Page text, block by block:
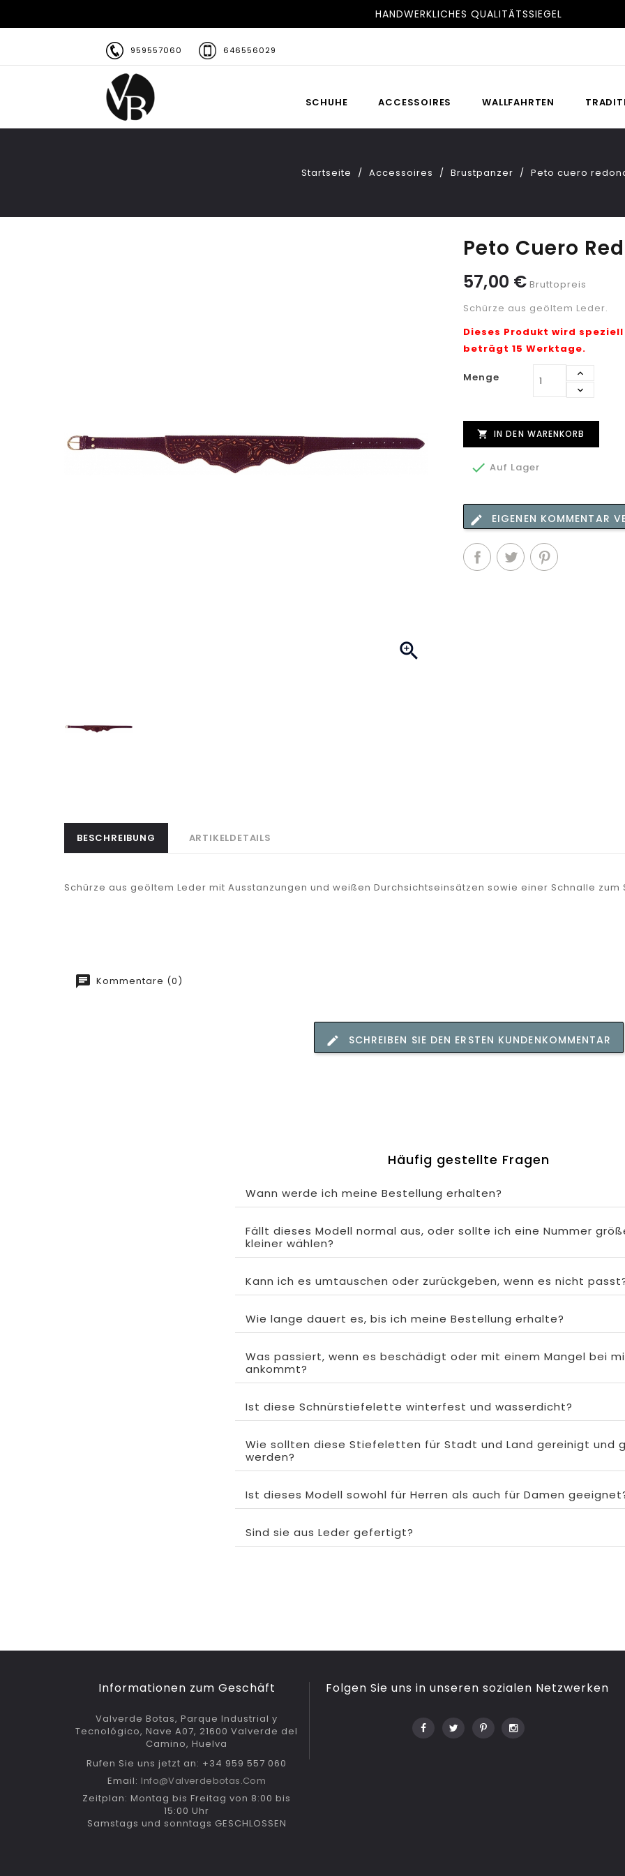
HANDWERKLICHES QUALITÄTSSIEGEL
959557060 646556029
SCHUHE
ACCESSOIRES WALLFAHRTEN
Startseite Accessoires Brustpanzer Peto cuero

Peto Cuero
57,00 € Bruttopreis
Schürze aus geöltem Leder.
Dieses Produkt wird
beträgt 15 Werktage.
Menge
 IN DEN WARENKORB
 Auf Lager
EIGENEN KOMMENTAR
BESCHREIBUNG ARTIKELDETAILS
Schürze aus geöltem Leder mit Ausstanzungen und weißen Durchsichtseinsätzen sowie einer Schnalle zum
Kommentare (0)
SCHREIBEN SIE DEN ERSTEN KUNDENKOMMENTAR
Häufig gestellte Fragen
Wann werde ich meine Bestellung erhalten?
Fällt dieses Modell normal aus, oder sollte ich eine Nummer
kleiner wählen?
Kann ich es umtauschen oder zurückgeben, wenn es nicht
Wie lange dauert es, bis ich meine Bestellung erhalte?
Was passiert, wenn es beschädigt oder mit einem Mangel bei
ankommt?
Ist diese Schnürstiefelette winterfest und wasserdicht?
Wie sollten diese Stiefeletten für Stadt und Land gereinigt und
werden?
Ist dieses Modell sowohl für Herren als auch für Damen
Sind sie aus Leder gefertigt?
Informationen zum Geschäft
Valverde Botas, Parque Industrial y
Tecnológico, Nave A07, 21600 Valverde del
Camino, Huelva
Rufen Sie uns jetzt an: +34 959 557 060
Email: Info@valverdebotas.com
Zeitplan: Montag bis Freitag von 8:00 bis
15:00 Uhr
Samstags und sonntags GESCHLOSSEN
Folgen Sie uns in unseren sozialen Netzwerken